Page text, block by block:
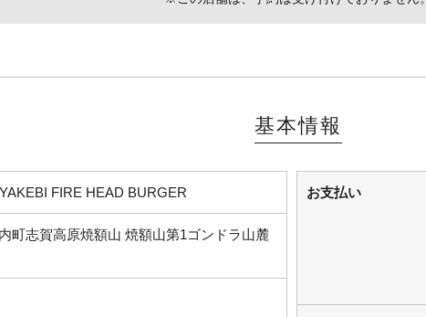
基本情報
FIRE HEAD BURGER
町志賀高原焼額山 焼額山第1ゴンドラ山麓
お支払い